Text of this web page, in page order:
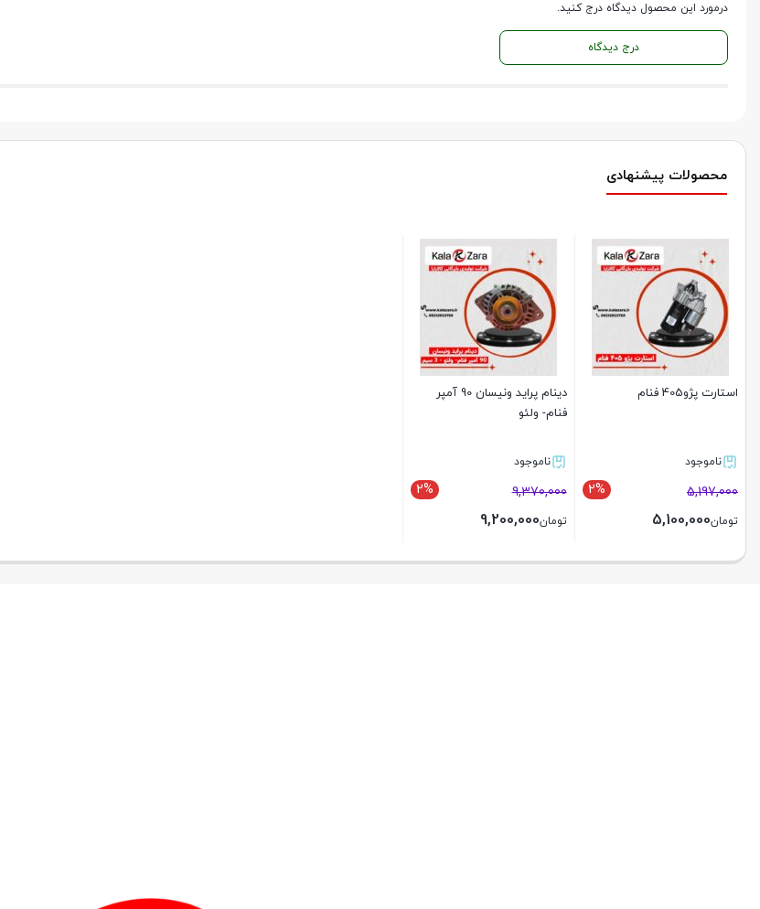
درمورد این محصول دیدگاه درج کنید.
درج دیدگاه
محصولات پیشنهادی
استارت پژو405 فنام
ناموجود
2% 5,197,000
تومان5,100,000
بستن
دینام پراید ونیسان 90 آمپر
فنام- ولئو
ناموجود
2% 9,370,000
تومان9,200,000
بستن